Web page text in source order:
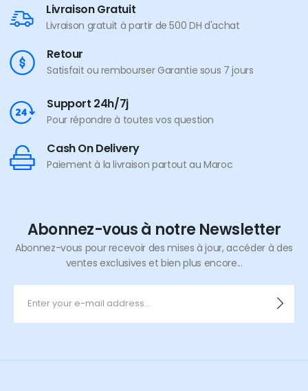
Livraison Gratuit
Livraison gratuit à partir de 500 DH d'achat
Retour
Satisfait ou rembourser Garantie sous 7 jours
Support 24h/7j
Pour répondre à toutes vos question
Cash On Delivery
Paiement à la livraison partout au Maroc
Abonnez-vous à notre Newsletter
Abonnez-vous pour recevoir des mises à jour, accéder à des
ventes exclusives et bien plus encore...